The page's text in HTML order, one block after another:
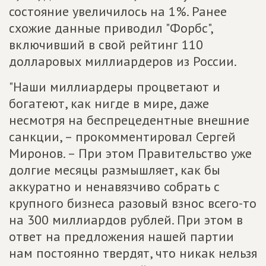
состояние увеличилось на 1%. Ранее
схожие данные приводил "Форбс",
включивший в свой рейтинг 110
долларовых миллиардеров из России.
"Наши миллиардеры процветают и
богатеют, как нигде в мире, даже
несмотря на беспрецедентные внешние
санкции, – прокомментировал Сергей
Миронов. – При этом Правительство уже
долгие месяцы размышляет, как бы
аккуратно и ненавязчиво собрать с
крупного бизнеса разовый взнос всего-то
на 300 миллиардов рублей. При этом в
ответ на предложения нашей партии
нам постоянно твердят, что никак нельзя